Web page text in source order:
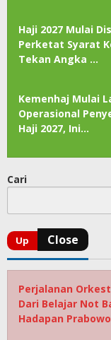
Haji 2027 Mulai
Perketat Syarat
Tekan Angka …
Kemenhaj Mulai
Operasional
Haji 2027, Ini…
Cari
Perjalanan
Dari Belajar Not
Hadapan